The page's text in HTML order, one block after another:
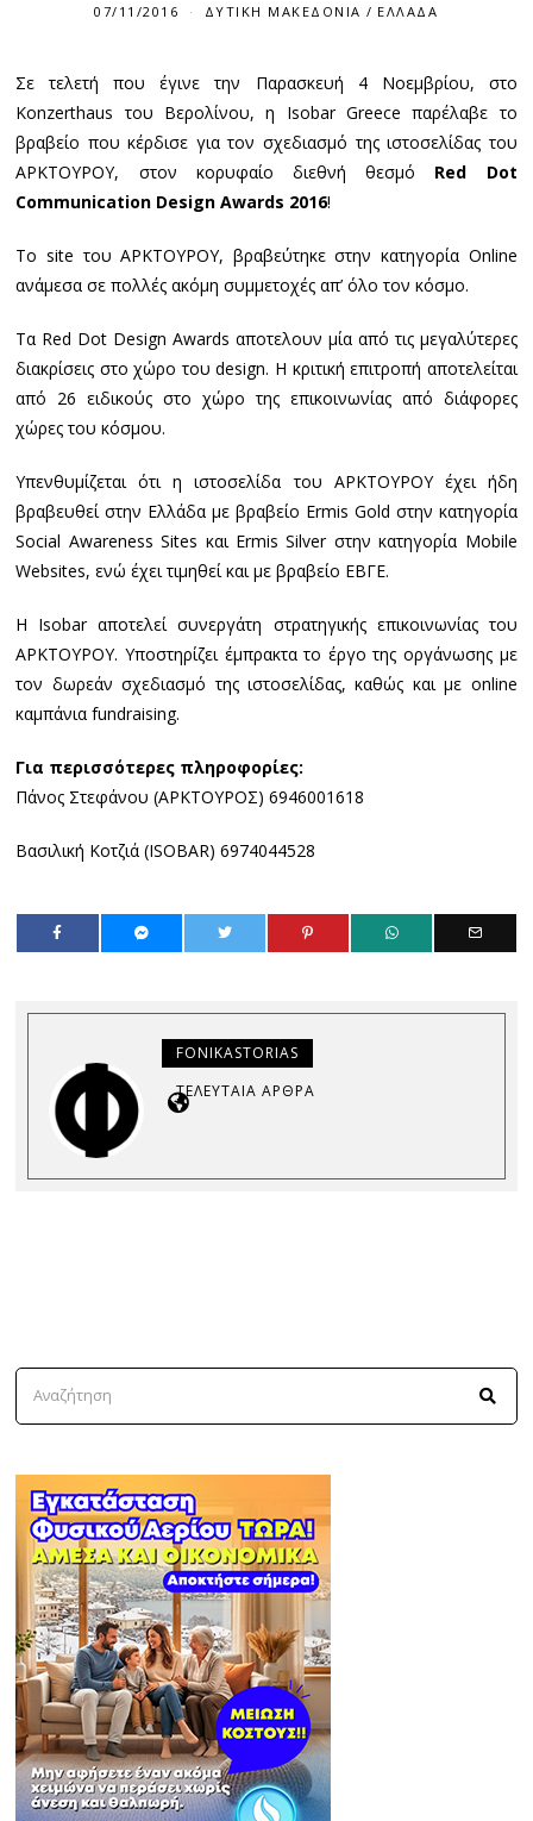
07/11/2016 ΔΥΤΙΚΉ ΜΑΚΕΔΟΝΊΑ / ΕΛΛΆΔΑ
Σε τελετή που έγινε την Παρασκευή 4 Νοεμβρίου, στο
Konzerthaus του Βερολίνου, η Ιsobar Greece παρέλαβε το
βραβείο που κέρδισε για τον σχεδιασμό της ιστοσελίδας του
ΑΡΚΤΟΥΡΟΥ, στον κορυφαίο διεθνή θεσμό Red
Dot
Communication Design Awards 2016!
Το site του ΑΡΚΤΟΥΡΟΥ, βραβεύτηκε στην κατηγορία Online
ανάμεσα σε πολλές ακόμη συμμετοχές απ’ όλο τον κόσμο.
Τα Red Dot Design Awards αποτελουν μία από τις μεγαλύτερες
διακρίσεις στο χώρο του design. Η κριτική επιτροπή αποτελείται
από 26 ειδικούς στο χώρο της επικοινωνίας από διάφορες
χώρες του κόσμου.
Υπενθυμίζεται ότι η ιστοσελίδα του ΑΡΚΤΟΥΡΟΥ έχει ήδη
βραβευθεί στην Ελλάδα με βραβείο Ermis Gold στην κατηγορία
Social Awareness Sites και Ermis Silver στην κατηγορία Mobile
Websites, ενώ έχει τιμηθεί και με βραβείο ΕΒΓΕ.
H Isobar αποτελεί συνεργάτη στρατηγικής επικοινωνίας του
ΑΡΚΤΟΥΡΟΥ. Υποστηρίζει έμπρακτα το έργο της οργάνωσης με
τον δωρεάν σχεδιασμό της ιστοσελίδας, καθώς και με online
καμπάνια fundraising.
Για περισσότερες πληροφορίες:
Πάνος Στεφάνου (ΑΡΚΤΟΥΡΟΣ) 6946001618
Βασιλική Κοτζιά (ISOBAR) 6974044528
FONIKASTORIAS
ΤΕΛΕΥΤΑΊΑ ΆΡΘΡΑ